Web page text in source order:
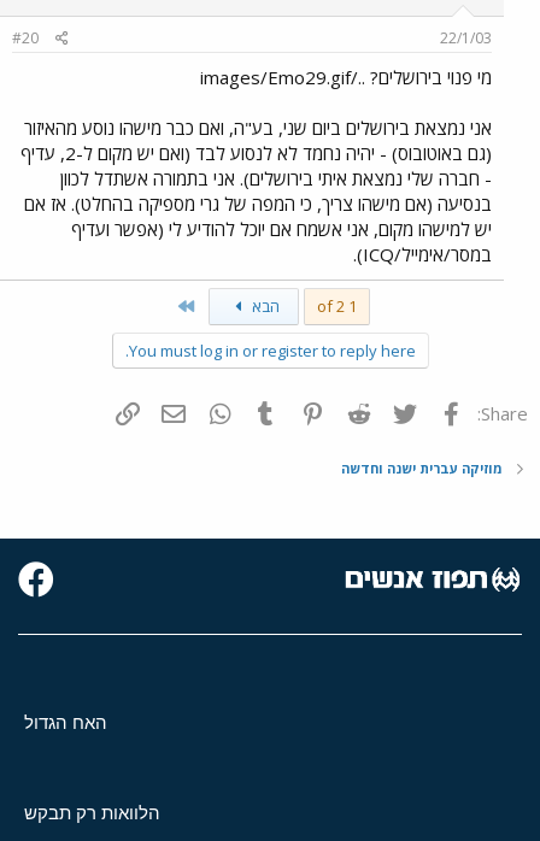
22/1/03
#20
מי פנוי בירושלים? ../images/Emo29.gif
אני נמצאת בירושלים ביום שני, בע"ה, ואם כבר מישהו נוסע מהאיזור
(גם באוטובוס) - יהיה נחמד לא לנסוע לבד (ואם יש מקום ל-2, עדיף
- חברה שלי נמצאת איתי בירושלים). אני בתמורה אשתדל לכוון
בנסיעה (אם מישהו צריך, כי המפה של גרי מספיקה בהחלט). אז אם
יש למישהו מקום, אני אשמח אם יוכל להודיע לי (אפשר ועדיף
במסר/אימייל/ICQ).
1 of 2 הבא
You must log in or register to reply here.
Share: פייסבוק Twitter
Reddit
Pinterest
Tumblr
WhatsAppדואר אלקטרוני
מוזיקה עברית ישנה וחדשה
האח הגדול
הלוואות רק תבקש